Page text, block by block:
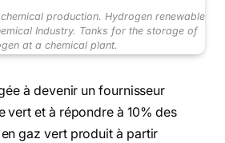
production. Hydrogen renewable
Industry. Tanks for the storage of
at a chemical plant.
à devenir un fournisseur
vert et à répondre à 10% des
en gaz vert produit à partir